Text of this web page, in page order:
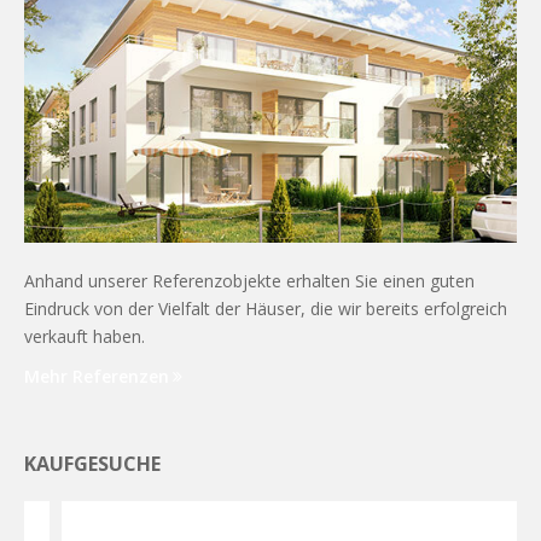
Anhand unserer Referenzobjekte erhalten Sie einen guten
Eindruck von der Vielfalt der Häuser, die wir bereits erfolgreich
verkauft haben.
KAUFGESUCHE